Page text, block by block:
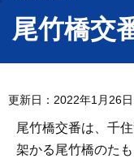
尾竹橋交
更新日：2022年1月26日
尾竹橋交番は、千
架かる尾竹橋のた